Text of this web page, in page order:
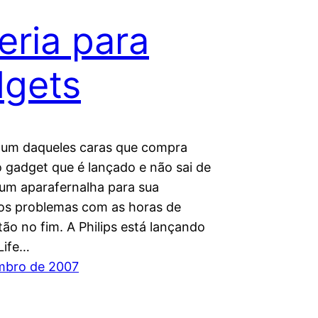
para
daqueles caras que compra
gadget que é lançado e não sai de
aparafernalha para sua
problemas com as horas de
no fim. A Philips está lançando
de 2007